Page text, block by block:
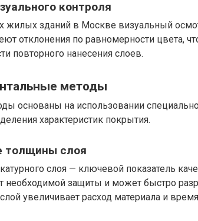
контроля
жилых зданий в Москве визуальный
отклонения по равномерности цвета,
повторного нанесения слоев.
методы
основаны на использовании
характеристик покрытия.
толщины слоя
слоя — ключевой показатель
необходимой защиты и может быстро
увеличивает расход материала и